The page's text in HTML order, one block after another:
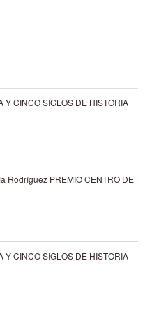
Y CINCO SIGLOS DE HISTORIA
Rodríguez PREMIO CENTRO DE
Y CINCO SIGLOS DE HISTORIA